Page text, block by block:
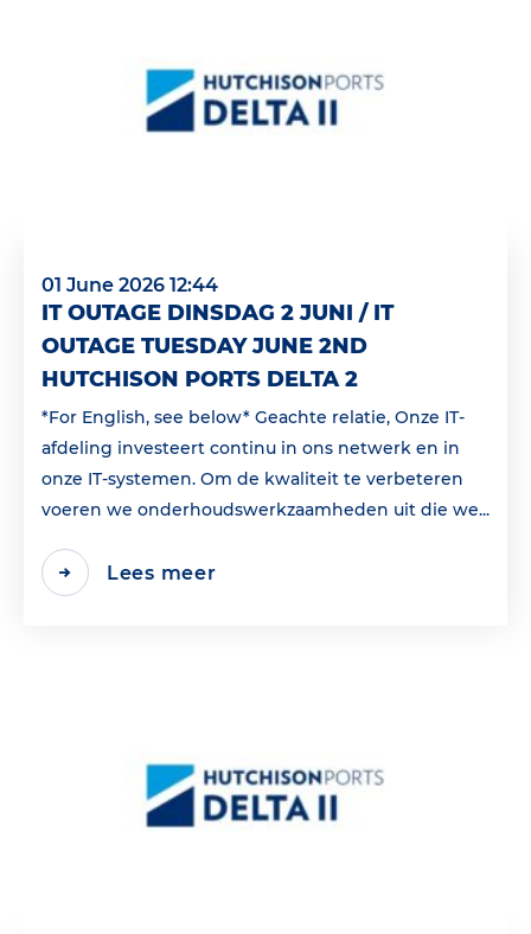
01 June 2026 12:44
IT OUTAGE DINSDAG 2 JUNI / IT
OUTAGE TUESDAY JUNE 2ND
HUTCHISON PORTS DELTA 2
*For English, see below* Geachte relatie, Onze IT-
afdeling investeert continu in ons netwerk en in
onze IT-systemen. Om de kwaliteit te verbeteren
voeren we onderhoudswerkzaamheden uit die we...
Lees meer